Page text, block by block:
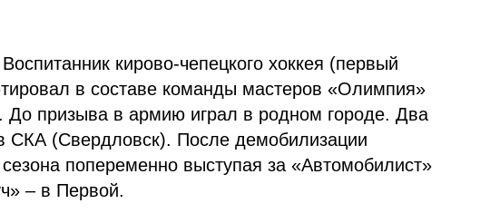
кирово-чепецкого хоккея (первый
в составе команды мастеров «Олимпия»
До призыва в армию играл в родном городе. Два
СКА (Свердловск). После демобилизации
попеременно выступая за «Автомобилист»
– в Первой.